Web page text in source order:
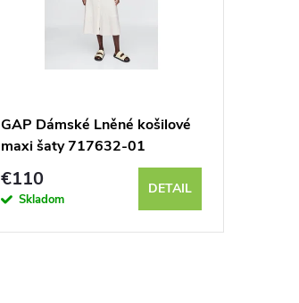
GAP Dámské Lněné košilové
maxi šaty 717632-01
€110
Skladom
DETAIL